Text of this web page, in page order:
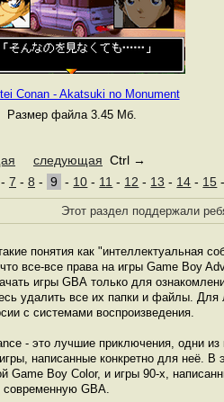
Conan - Akatsuki no Monument
Размер файла 3.45 Мб.
следующая Ctrl →
- 7 - 8 - 9 - 10 - 11 - 12 - 13 - 14 - 15 -
Этот раздел поддержали
понятия как "интеллектуальная
все-все права на игры Game Boy
игры GВА только для
удалить все их папки и файлы. Для
с системами воспроизведения.
- это лучшие приключения, одни
написанные конкретно для неё.
Game Boу Color, и игры 90-х,
современную GВА.